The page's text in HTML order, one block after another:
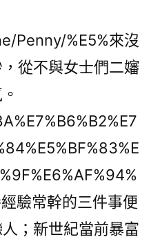
Penny/%E5%來沒
從不與女士們二嬸
驗常幹的三件事便
；新世紀當前暴富